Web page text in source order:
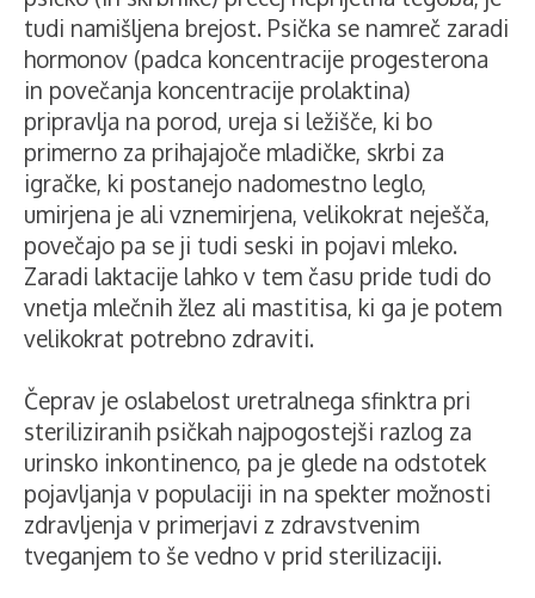
tudi namišljena brejost. Psička se namreč zaradi
hormonov (padca koncentracije progesterona
in povečanja koncentracije prolaktina)
pripravlja na porod, ureja si ležišče, ki bo
primerno za prihajajoče mladičke, skrbi za
igračke, ki postanejo nadomestno leglo,
umirjena je ali vznemirjena, velikokrat neješča,
povečajo pa se ji tudi seski in pojavi mleko.
Zaradi laktacije lahko v tem času pride tudi do
vnetja mlečnih žlez ali mastitisa, ki ga je potem
velikokrat potrebno zdraviti.
Čeprav je oslabelost uretralnega sfinktra pri
steriliziranih psičkah najpogostejši razlog za
urinsko inkontinenco, pa je glede na odstotek
pojavljanja v populaciji in na spekter možnosti
zdravljenja v primerjavi z zdravstvenim
tveganjem to še vedno v prid sterilizaciji.